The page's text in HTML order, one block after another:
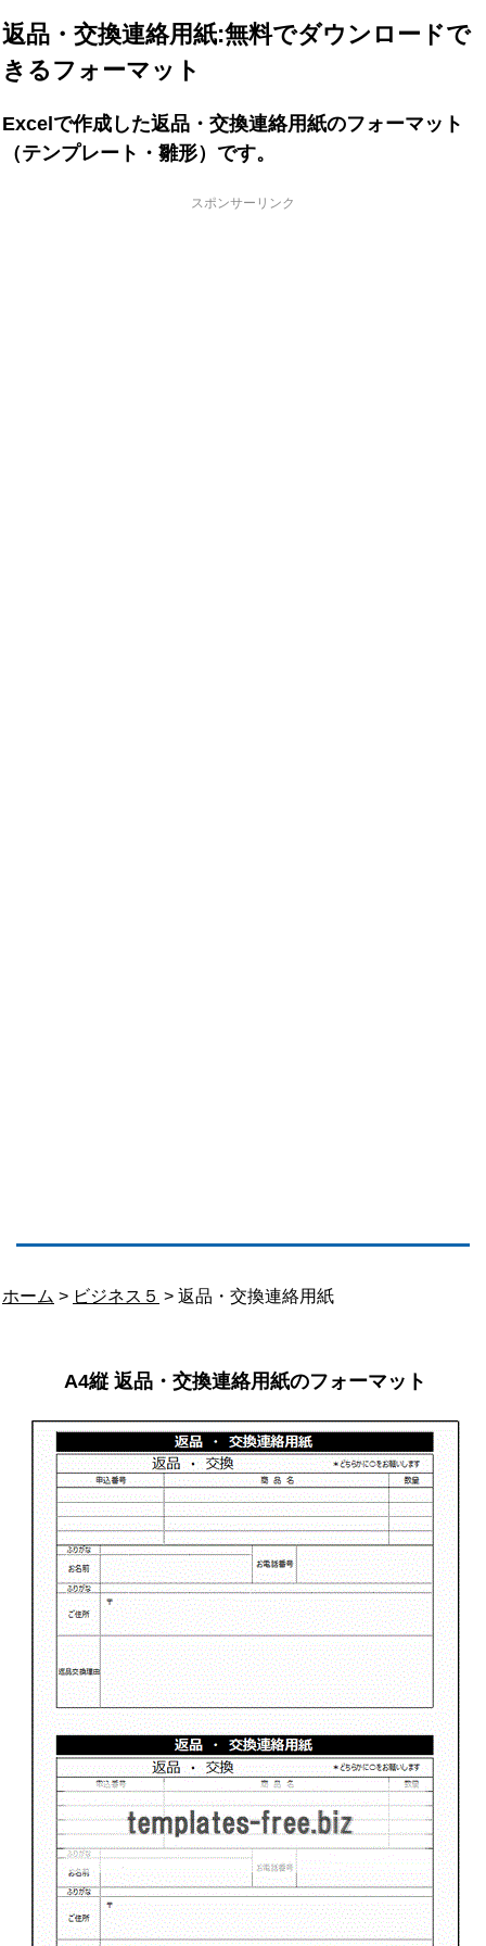
返品・交換連絡用紙:無料でダウンロードで
きるフォーマット
Excelで作成した返品・交換連絡用紙のフォーマット
（テンプレート・雛形）です。
スポンサーリンク
ホーム > ビジネス５ > 返品・交換連絡用紙
A4縦 返品・交換連絡用紙のフォーマット